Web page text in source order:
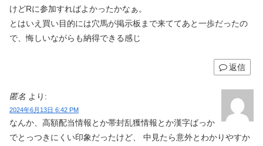
けどRに参加すればよかったかなぁ。
とはいえ買い目的には穴馬が掲示板まで来ててあと一歩だったの
で、悔しいながらも納得できる感じ
返信
匿名 より:
2024年6月13日 6:42 PM
なんか、高額配当情報とか帯封乱獲情報とか漢字ばっか
でとっつきにくい印象だったけど、 中見たら意外とわかりやすか